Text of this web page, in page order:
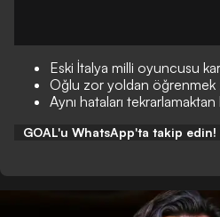
Eski İtalya milli oyuncusu
Oğlu zor yoldan öğrenmek
Aynı hataları tekrarlamaktan
GOAL'u WhatsApp'ta takip edin!